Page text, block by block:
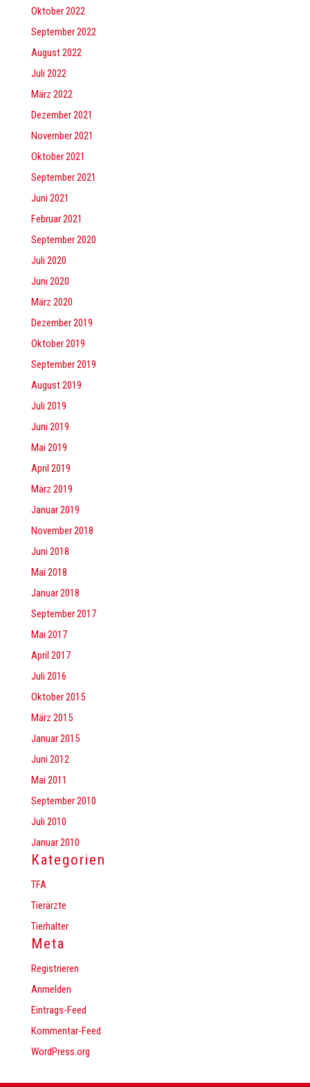
Oktober 2022
September 2022
August 2022
Juli 2022
März 2022
Dezember 2021
November 2021
Oktober 2021
September 2021
Juni 2021
Februar 2021
September 2020
Juli 2020
Juni 2020
März 2020
Dezember 2019
Oktober 2019
September 2019
August 2019
Juli 2019
Juni 2019
Mai 2019
April 2019
März 2019
Januar 2019
November 2018
Juni 2018
Mai 2018
Januar 2018
September 2017
Mai 2017
April 2017
Juli 2016
Oktober 2015
März 2015
Januar 2015
Juni 2012
Mai 2011
September 2010
Juli 2010
Januar 2010
Kategorien
TFA
Tierärzte
Tierhalter
Meta
Registrieren
Anmelden
Eintrags-Feed
Kommentar-Feed
WordPress.org